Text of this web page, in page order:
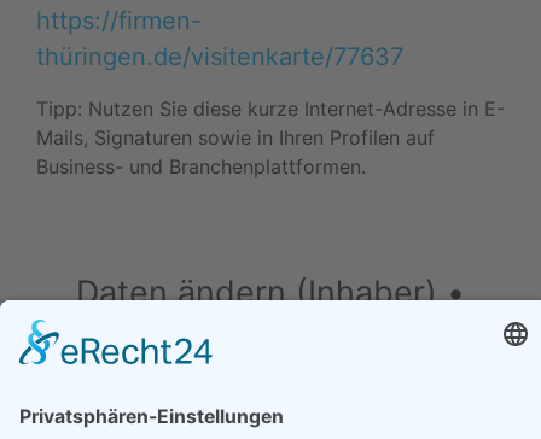
https://firmen-
thüringen.de/visitenkarte/77637
Tipp: Nutzen Sie diese kurze Internet-Adresse in E-
Mails, Signaturen sowie in Ihren Profilen auf
Business- und Branchenplattformen.
Daten ändern (Inhaber) •
Drucken • Änderung
vorschlagen